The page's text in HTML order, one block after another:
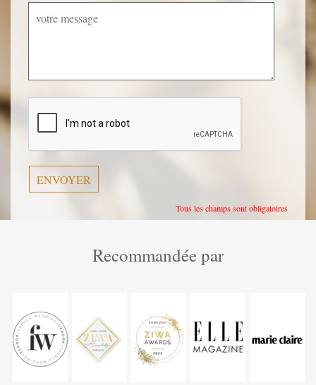
champ
vide.
Tous les champs sont obligatoires
Recommandée par